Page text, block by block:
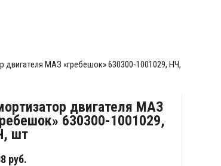
двигателя МАЗ «гребешок» 630300-1001029, НЧ,
двигателя МАЗ
630300-1001029,
шт
руб.